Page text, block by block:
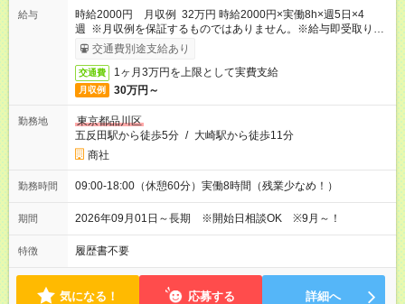
給与
時給2000円 月収例 32万円 時給2000円×実働8h×週5日×4
週 ※月収例を保証するものではありません。※給与即受取りサ
ービス利用可（利用条件有）
交通費別途支給あり
交通費 1ヶ月3万円を上限として実費支給
月収例 30万円～
勤務地
東京都品川区
五反田駅から徒歩5分 / 大崎駅から徒歩11分
商社
勤務時間 09:00-18:00（休憩60分）実働8時間（残業少なめ！）
期間 2026年09月01日～長期 ※開始日相談OK ※9月～！
特徴 履歴書不要
気になる！ 応募する 詳細へ